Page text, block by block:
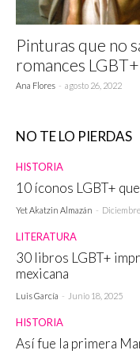
Pinturas que no
romances LGBT+
Ana Flores - agosto 26, 2022
NO TE LO PIERDAS
HISTORIA
10 íconos LGBT+
Yet Akatzin Almazán -
LITERATURA
30 libros LGBT+
mexicana
Luis García - Junio 18, 2025
HISTORIA
Así fue la primera